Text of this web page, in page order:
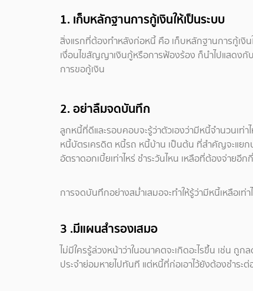
1. เก็บหลักฐานการกู้เงินให้เป็นระบบ
สิ่งแรกที่ต้องทำหลังก่อหนี้ คือ เก็บหลักฐานการกู้เงิ
เงื่อนไขสัญญาเงินกู้หรือการฟ้องร้อง ก็นำไปแสดงกับ
การขอกู้เงิน
2. อย่าลืมจดบันทึก
ลูกหนี้ที่ดีและรอบคอบจะรู้ว่าตัวเองว่ามีหนี้จำนวนเท่
หนี้บัตรเครดิต หนี้รถ หนี้บ้าน เป็นต้น ที่สำคัญจะแยก
อัตราดอกเบี้ยเท่าไหร่ ชำระวันไหน เหลือที่ต้องจ่ายอีก
การจดบันทึกอย่างสม่ำเสมอจะทำให้รู้ว่ามีหนี้เหลือเท่
3 .มีแผนสำรองเสมอ
ไม่มีใครรู้ล่วงหน้าว่าในอนาคตจะเกิดอะไรขึ้น เช่น
ประจำย่อมหายไปทันที แต่หนี้ที่ก่อเอาไว้ยังต้องชำร